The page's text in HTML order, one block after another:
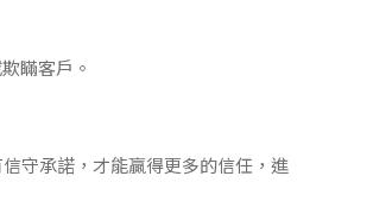
瞞客戶。
守承諾，才能贏得更多的信任，進